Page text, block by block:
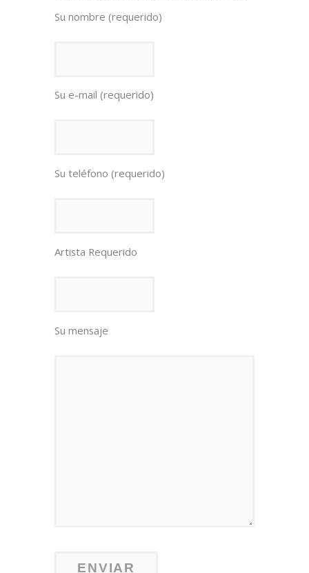
Su nombre (requerido)
Su e-mail (requerido)
Su teléfono (requerido)
Artista Requerido
Su mensaje